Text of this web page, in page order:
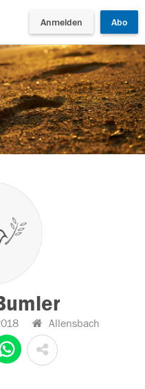
Anmelden Abo
Allensbach